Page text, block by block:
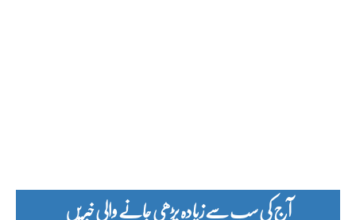
آج کی سب سے زیادہ پڑھی جانے والی خبریں